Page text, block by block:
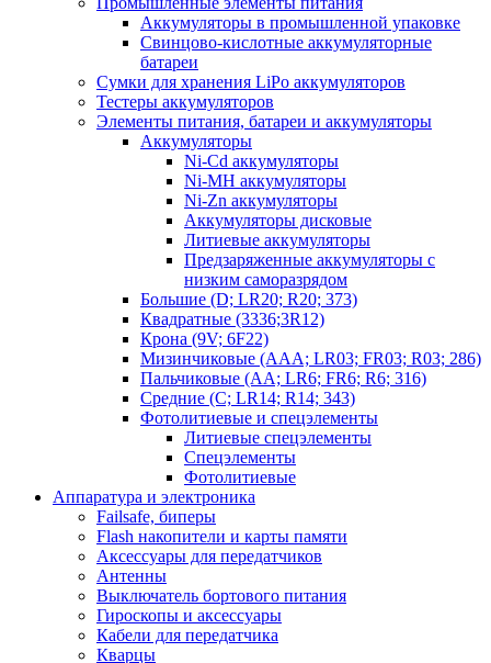
Аккумуляторы в промышленной упаковке
Свинцово-кислотные аккумуляторные
батареи
Сумки для хранения LiPo аккумуляторов
Тестеры аккумуляторов
Элементы питания, батареи и аккумуляторы
Аккумуляторы
Ni-Cd аккумуляторы
Ni-MH аккумуляторы
Ni-Zn аккумуляторы
Аккумуляторы дисковые
Литиевые аккумуляторы
Предзаряженные аккумуляторы с
низким саморазрядом
Большие (D; LR20; R20; 373)
Квадратные (3336;3R12)
Крона (9V; 6F22)
Мизинчиковые (AAA; LR03; FR03; R03; 286)
Пальчиковые (AA; LR6; FR6; R6; 316)
Средние (C; LR14; R14; 343)
Фотолитиевые и спецэлементы
Литиевые спецэлементы
Спецэлементы
Фотолитиевые
Аппаратура и электроника
Failsafe, биперы
Flash накопители и карты памяти
Аксессуары для передатчиков
Антенны
Выключатель бортового питания
Гироскопы и аксессуары
Кабели для передатчика
Кварцы